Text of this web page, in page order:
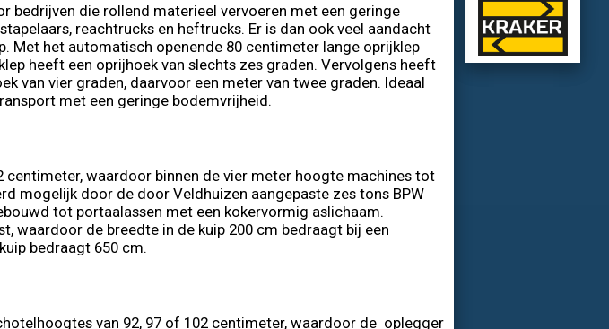
bedrijven die rollend materieel vervoeren met een geringe
reachtrucks en heftrucks. Er is dan ook veel aandacht
Met het automatisch openende 80 centimeter lange oprijklep
heeft een oprijhoek van slechts zes graden. Vervolgens heeft
van vier graden, daarvoor een meter van twee graden. Ideaal
met een geringe bodemvrijheid.
waardoor binnen de vier meter hoogte machines tot
mogelijk door de door Veldhuizen aangepaste zes tons BPW
tot portaalassen met een kokervormig aslichaam.
waardoor de breedte in de kuip 200 cm bedraagt bij een
bedraagt 650 cm.
van 92, 97 of 102 centimeter, waardoor de oplegger